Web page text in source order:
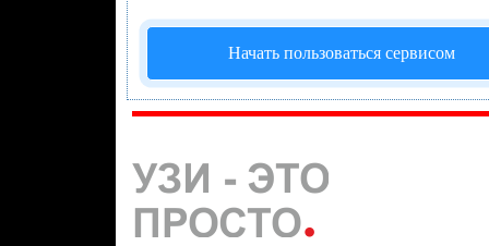
Начать пользоваться сервисом